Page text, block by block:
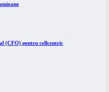
(CFO) pentru cellcentric